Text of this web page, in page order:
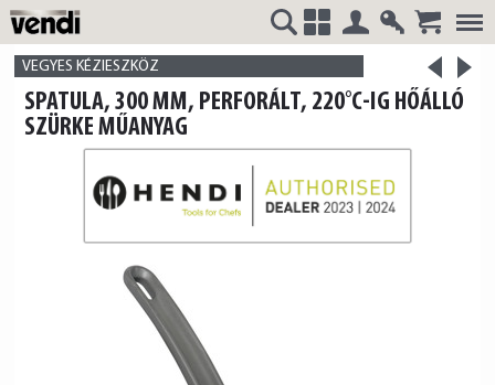
VENDI
HUNGÁRIA
+
VEGYES KÉZIESZKÖZ
<
>
SPATULA, 300 MM, PERFORÁLT, 220°C-IG HŐÁLLÓ
SZÜRKE MŰANYAG